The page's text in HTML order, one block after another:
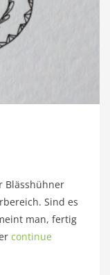
Blässhühner
Sind es
man, fertig
continue